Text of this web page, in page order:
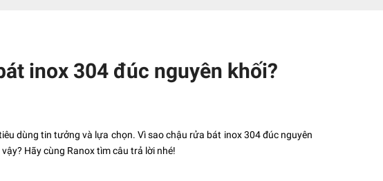
inox 304 đúc nguyên khối?
dùng tin tưởng và lựa chọn. Vì sao chậu rửa bát inox 304 đúc nguyên
Hãy cùng Ranox tìm câu trả lời nhé!